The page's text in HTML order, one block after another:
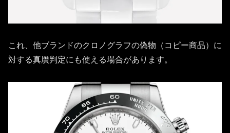
これ、他ブランドのクロノグラフの偽物（コピー商品）に
対する真贋判定にも使える場合があります。